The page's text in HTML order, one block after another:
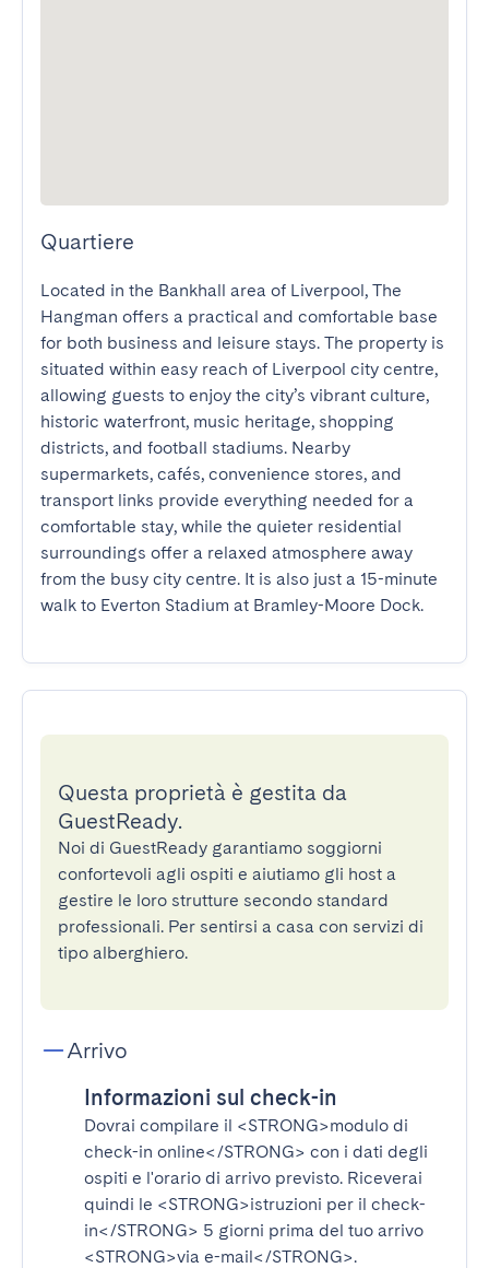
Quartiere
Located in the Bankhall area of Liverpool, The
Hangman offers a practical and comfortable base
for both business and leisure stays. The property is
situated within easy reach of Liverpool city centre,
allowing guests to enjoy the city’s vibrant culture,
historic waterfront, music heritage, shopping
districts, and football stadiums. Nearby
supermarkets, cafés, convenience stores, and
transport links provide everything needed for a
comfortable stay, while the quieter residential
surroundings offer a relaxed atmosphere away
from the busy city centre. It is also just a 15-minute
walk to Everton Stadium at Bramley-Moore Dock.
Questa proprietà è gestita da
GuestReady.
Noi di GuestReady garantiamo soggiorni
confortevoli agli ospiti e aiutiamo gli host a
gestire le loro strutture secondo standard
professionali. Per sentirsi a casa con servizi di
tipo alberghiero.
Arrivo
Informazioni sul check-in
Dovrai compilare il <STRONG>modulo di
check-in online</STRONG> con i dati degli
ospiti e l'orario di arrivo previsto. Riceverai
quindi le <STRONG>istruzioni per il check-
in</STRONG> 5 giorni prima del tuo arrivo
<STRONG>via e-mail</STRONG>.